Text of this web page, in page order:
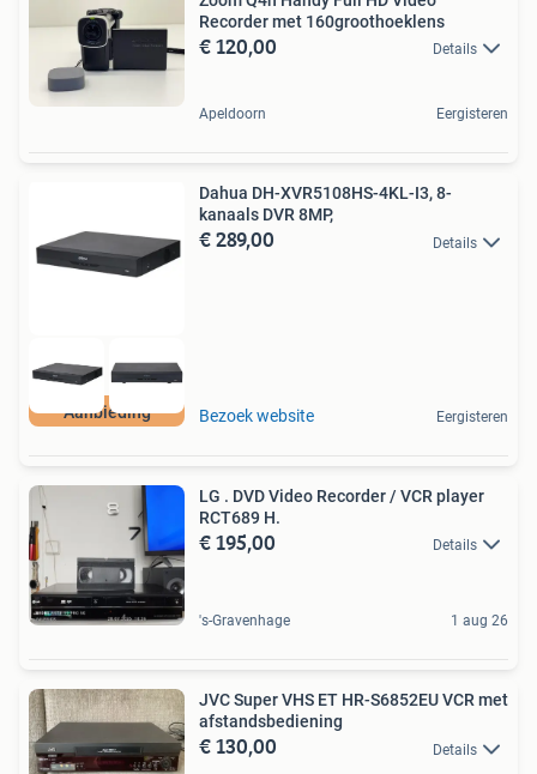
Recorder met 160groothoeklens
€ 120,00 Details
Apeldoorn Eergisteren
Aanbieding
Dahua DH-XVR5108HS-4KL-I3, 8-
kanaals DVR 8MP,
€ 289,00 Details
Bezoek website Eergisteren
LG . DVD Video Recorder / VCR player
RCT689 H.
€ 195,00 Details
's-Gravenhage 1 aug 26
JVC Super VHS ET HR-S6852EU VCR met
afstandsbediening
€ 130,00 Details